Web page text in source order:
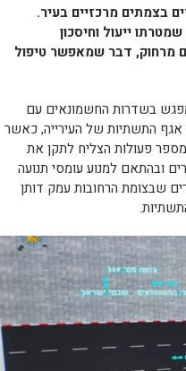
בצמתים מרכזיים בעיר.
ייעול וחיסכון
מרחוק, דבר שמאפשר טיפול
בשדרות החשמונאים עם
התשתיות של העירייה, כאשר
פעולות הצליח לתקן את
ובהתאם למנוע עומסי תנועה
שבצומת הרחובות עמק דותן